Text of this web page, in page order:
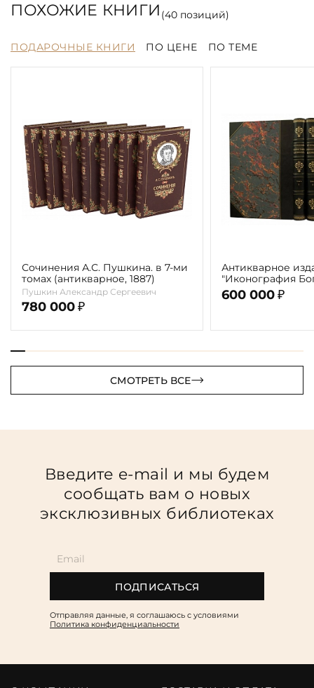
ПОХОЖИЕ КНИГИ (40позиций)
ПОДАРОЧНЫЕ КНИГИ ПО ЦЕНЕ ПО ТЕМЕ
Сочинения А.С. Пушкина. в 7-ми
томах (антикварное, 1887)
Пушкин Александр Сергеевич
780 000 ₽
Антикварное
"Иконография
г. (в 2-х томах с
автора)
600 000 ₽
СМОТРЕТЬ ВСЕ
Введите e-mail и мы будем
сообщать вам о новых
эксклюзивных библиотеках
ПОДПИСАТЬСЯ
Отправляя данные, я соглашаюсь c условиями
Политика конфиденциальности